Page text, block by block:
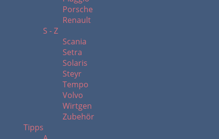
Porsche
Renault
S - Z
Scania
Setra
Solaris
Steyr
Tempo
Volvo
Wirtgen
Zubehör
Tipps